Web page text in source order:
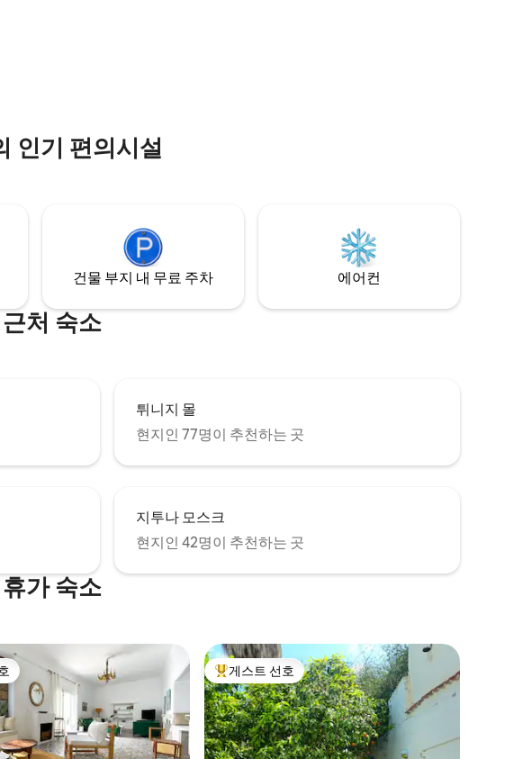
인기 편의시설
건물 부지 내 무료 주차 에어컨
처 숙소
튀니지 몰
현지인 77명이 추천하는 곳
지투나 모스크
현지인 42명이 추천하는 곳
가 숙소
상위 게스트 선호
게스트 선호